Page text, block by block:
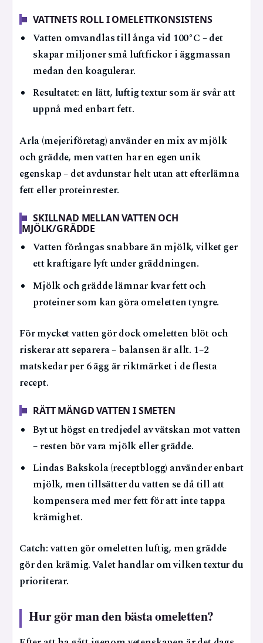
VATTNETS ROLL I OMELETTKONSISTENS
Vatten omvandlas till ånga vid 100°C – det
skapar miljoner små luftfickor i äggmassan
medan den koagulerar.
Resultatet: en lätt, luftig textur som är svår att
uppnå med enbart fett.
Arla (mejeriföretag) använder en mix av mjölk
och grädde, men vatten har en egen unik
egenskap – det avdunstar helt utan att efterlämna
fett eller proteinrester.
SKILLNAD MELLAN VATTEN OCH
MJÖLK/GRÄDDE
Vatten förångas snabbare än mjölk, vilket ger
ett kraftigare lyft under gräddningen.
Mjölk och grädde lämnar kvar fett och
proteiner som kan göra omeletten tyngre.
För mycket vatten gör dock omeletten blöt och
riskerar att separera – balansen är allt. 1–2
matskedar per 6 ägg är riktmärket i de flesta
recept.
RÄTT MÄNGD VATTEN I SMETEN
Byt ut högst en tredjedel av vätskan mot vatten
– resten bör vara mjölk eller grädde.
Lindas Bakskola (receptblogg) använder enbart
mjölk, men tillsätter du vatten se då till att
kompensera med mer fett för att inte tappa
krämighet.
Catch: vatten gör omeletten luftig, men grädde
gör den krämig. Valet handlar om vilken textur du
prioriterar.
Hur gör man den bästa omeletten?